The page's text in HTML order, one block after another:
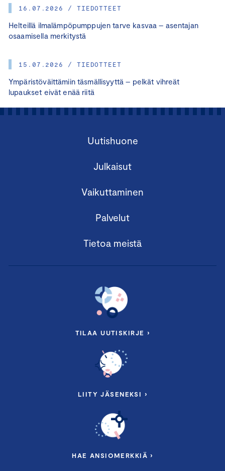
16.07.2026 / TIEDOTTEET
Helteillä ilmalämpöpumppujen tarve kasvaa – asentajan
osaamisella merkitystä
15.07.2026 / TIEDOTTEET
Ympäristöväittämiin täsmällisyyttä – pelkät vihreät
lupaukset eivät enää riitä
Uutishuone
Julkaisut
Vaikuttaminen
Palvelut
Tietoa meistä
TILAA UUTISKIRJE ›
LIITY JÄSENEKSI ›
HAE ANSIOMERKKIÄ ›